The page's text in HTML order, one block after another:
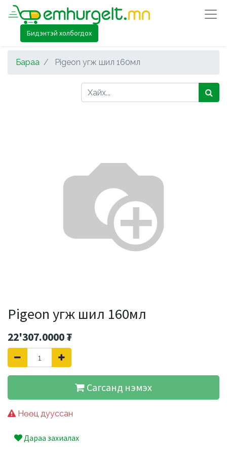
Бидэнтэй холбогдох
Бараа Pigeon угж шил 160мл
Pigeon угж шил 160мл
22'307.0000₮
Сагсанд нэмэх
Нөөц дууссан
Дараа захиалах